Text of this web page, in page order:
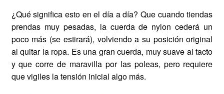
¿Qué significa esto en el día a día? Que cuando tiendas
prendas muy pesadas, la cuerda de nylon cederá un
poco más (se estirará), volviendo a su posición original
al quitar la ropa. Es una gran cuerda, muy suave al tacto
y que corre de maravilla por las poleas, pero requiere
que vigiles la tensión inicial algo más.